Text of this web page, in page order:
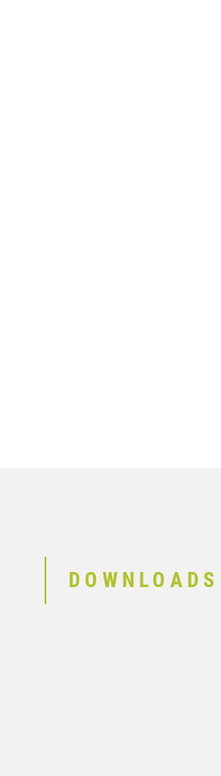
DOWNLOADS